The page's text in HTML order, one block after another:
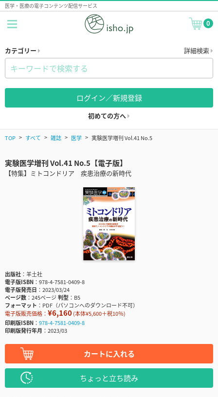
医学・医療の電子コンテンツ配信サービス
0
カテゴリー 詳細検索
ログイン／新規登録
初めての方へ
TOP すべて 雑誌 医学 実験医学増刊 Vol.41 No.5
実験医学増刊 Vol.41 No.5【電子版】
【特集】ミトコンドリア 疾患治療の新時代
出版社
羊土社
電子版ISBN
978-4-7581-0409-8
電子版発売日
2023/03/24
ページ数
245ページ判型
B5
フォーマット
PDF（パソコンへのダウンロード不可）
電子版販売価格： ¥6,160(本体¥5,600＋税10％)
印刷版ISBN
978-4-7581-0409-8
印刷版発行年月
2023/03
カートに入れる
ちょっと立ち読み